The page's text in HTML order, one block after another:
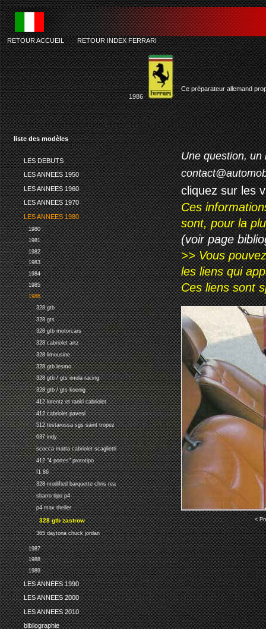
liste des modèles
LES DEBUTS
LES ANNEES 1950
LES ANNEES 1960
LES ANNEES 1970
LES ANNEES 1980
1980
1981
1982
1983
1984
1985
1986
328 gtb
328 gts
328 gtb motorcars
328 cabriolet artz
328 limousine
328 gtb lesmo
328 gtb / gts imola racing
328 gtb / gts koenig
412 lorentz et rankl cabriolet
412 cabriolet pavesi
512 testarossa sgs saint tropez
637 indy
scocca matta cabriolet scaglietti
412 "4 portes" prototipo
f1 86
328 modified barquette chris rea
sbarro tipo p4
p4 max theiler
328 gtb zastrow
365 daytona chuck jordan
1987
1988
1989
LES ANNEES 1990
LES ANNEES 2000
LES ANNEES 2010
bibliographie
RETOUR ACCUEIL-RETOUR INDEX FERRARI
1986
Ce préparateur allemand
Une question, un
cliquez sur les
Ces
sont, pour la
(voir page
>> Vous
les liens qui
Ces liens sont
<